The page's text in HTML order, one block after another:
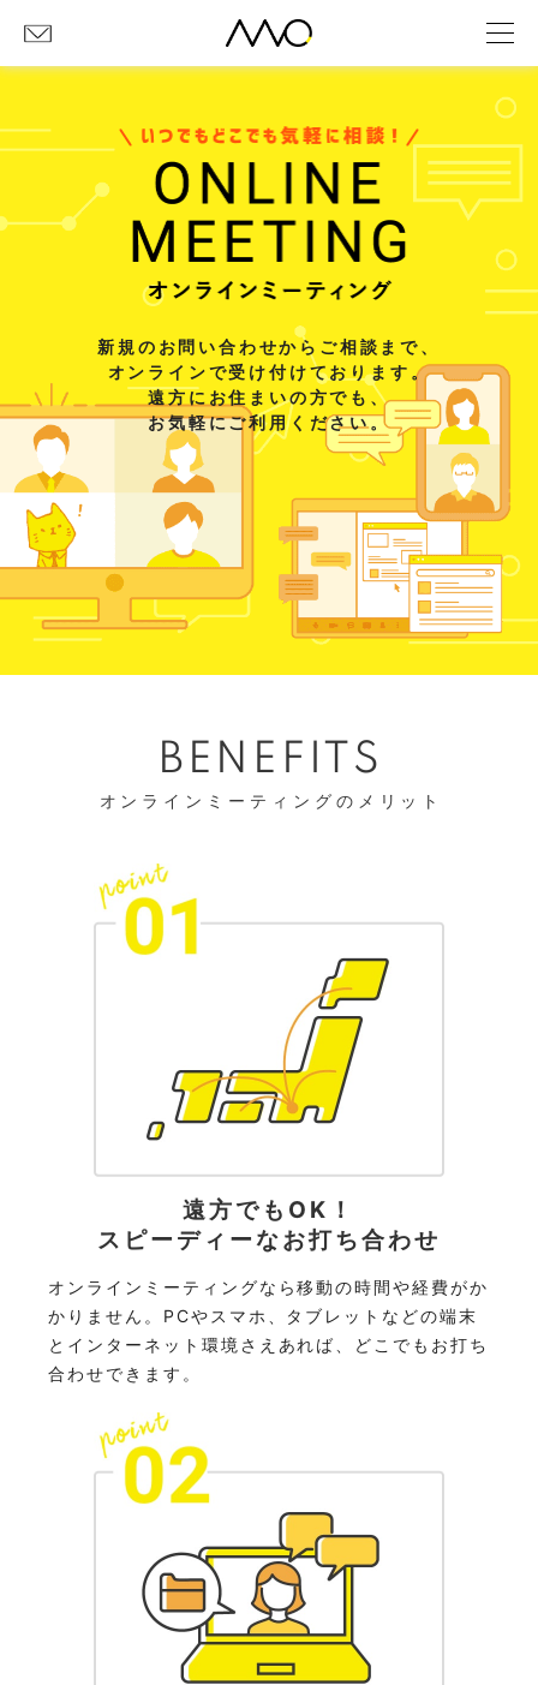
新規のお問い合わせからご相談まで、
オンラインで受け付けております。
遠方にお住まいの方でも、
お気軽にご利用ください。
BENEFITS
オンラインミーティングのメリット
遠方でもOK！
スピーディーなお打ち合わせ
オンラインミーティングなら移動の時間や経費がか
かりません。PCやスマホ、タブレットなどの端末
とインターネット環境さえあれば、どこでもお打ち
合わせできます。